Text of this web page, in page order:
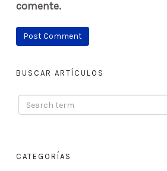
comente.
BUSCAR ARTÍCULOS
CATEGORÍAS